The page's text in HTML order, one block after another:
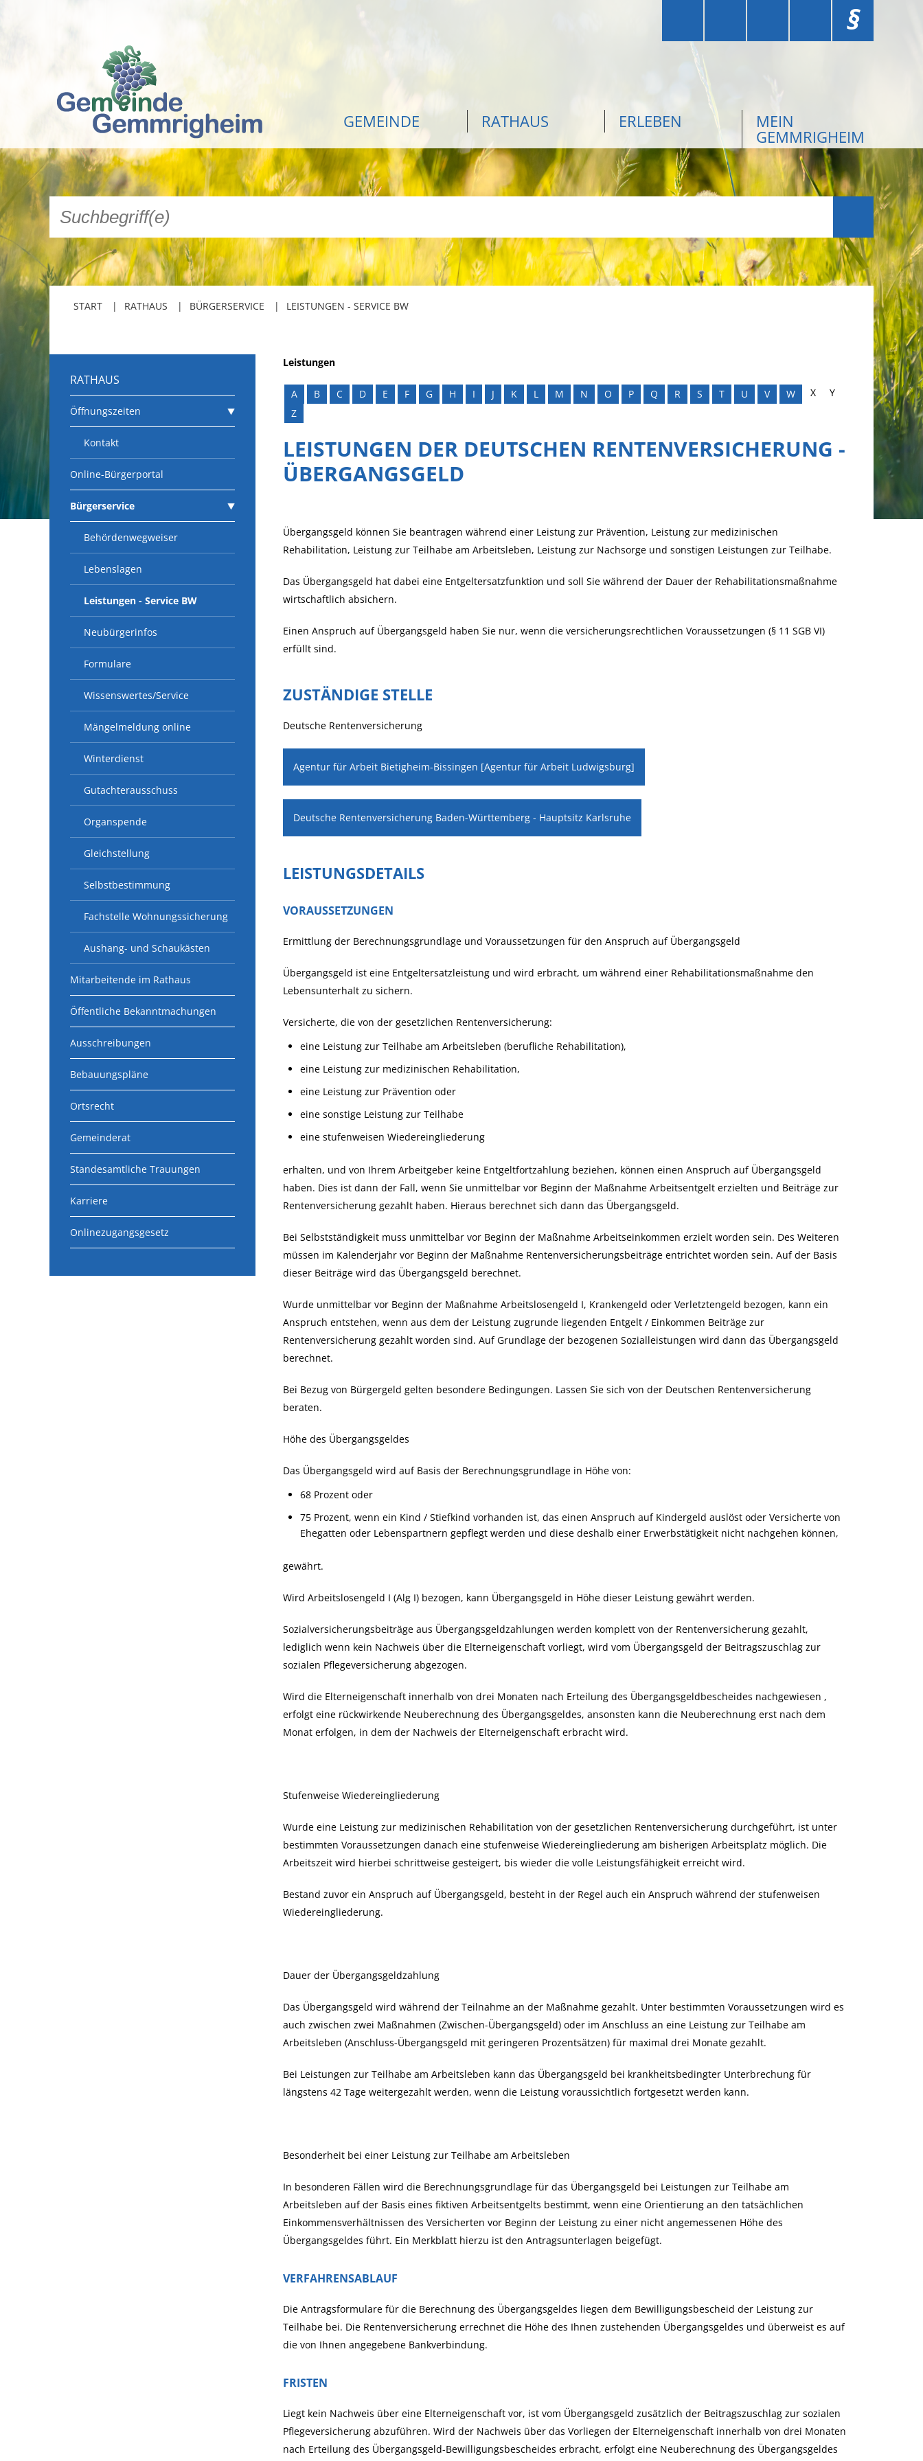
§
GEMEINDE RATHAUS ERLEBEN MEIN
GEMMRIGHEIM
START RATHAUS BÜRGERSERVICE LEISTUNGEN - SERVICE BW
RATHAUS
Öffnungszeiten
Kontakt
Online-Bürgerportal
Bürgerservice
Behördenwegweiser
Lebenslagen
Leistungen - Service BW
Neubürgerinfos
Formulare
Wissenswertes/Service
Mängelmeldung online
Winterdienst
Gutachterausschuss
Organspende
Gleichstellung
Selbstbestimmung
Fachstelle Wohnungssicherung
Aushang- und Schaukästen
Mitarbeitende im Rathaus
Öffentliche Bekanntmachungen
Ausschreibungen
Bebauungspläne
Ortsrecht
Gemeinderat
Standesamtliche Trauungen
Karriere
Onlinezugangsgesetz
Leistungen
A B C D E F G H I J K L M N O P Q R S T U V W X
Y
Z
LEISTUNGEN DER DEUTSCHEN RENTENVERSICHERUNG -
ÜBERGANGSGELD
Übergangsgeld können Sie beantragen während einer Leistung zur Prävention, Leistung zur medizinischen
Rehabilitation, Leistung zur Teilhabe am Arbeitsleben, Leistung zur Nachsorge und sonstigen Leistungen zur Teilhabe.
Das Übergangsgeld hat dabei eine Entgeltersatzfunktion und soll Sie während der Dauer der Rehabilitationsmaßnahme
wirtschaftlich absichern.
Einen Anspruch auf Übergangsgeld haben Sie nur, wenn die versicherungsrechtlichen Voraussetzungen (§ 11 SGB VI)
erfüllt sind.
ZUSTÄNDIGE STELLE
Deutsche Rentenversicherung
Agentur für Arbeit Bietigheim-Bissingen [Agentur für Arbeit Ludwigsburg]
Deutsche Rentenversicherung Baden-Württemberg - Hauptsitz Karlsruhe
LEISTUNGSDETAILS
VORAUSSETZUNGEN
Ermittlung der Berechnungsgrundlage und Voraussetzungen für den Anspruch auf Übergangsgeld
Übergangsgeld ist eine Entgeltersatzleistung und wird erbracht, um während einer Rehabilitationsmaßnahme den
Lebensunterhalt zu sichern.
Versicherte, die von der gesetzlichen Rentenversicherung:
eine Leistung zur Teilhabe am Arbeitsleben (berufliche Rehabilitation),
eine Leistung zur medizinischen Rehabilitation,
eine Leistung zur Prävention oder
eine sonstige Leistung zur Teilhabe
eine stufenweisen Wiedereingliederung
erhalten, und von Ihrem Arbeitgeber keine Entgeltfortzahlung beziehen, können einen Anspruch auf Übergangsgeld
haben. Dies ist dann der Fall, wenn Sie unmittelbar vor Beginn der Maßnahme Arbeitsentgelt erzielten und Beiträge zur
Rentenversicherung gezahlt haben. Hieraus berechnet sich dann das Übergangsgeld.
Bei Selbstständigkeit muss unmittelbar vor Beginn der Maßnahme Arbeitseinkommen erzielt worden sein. Des Weiteren
müssen im Kalenderjahr vor Beginn der Maßnahme Rentenversicherungsbeiträge entrichtet worden sein. Auf der Basis
dieser Beiträge wird das Übergangsgeld berechnet.
Wurde unmittelbar vor Beginn der Maßnahme Arbeitslosengeld I, Krankengeld oder Verletztengeld bezogen, kann ein
Anspruch entstehen, wenn aus dem der Leistung zugrunde liegenden Entgelt / Einkommen Beiträge zur
Rentenversicherung gezahlt worden sind. Auf Grundlage der bezogenen Sozialleistungen wird dann das Übergangsgeld
berechnet.
Bei Bezug von Bürgergeld gelten besondere Bedingungen. Lassen Sie sich von der Deutschen Rentenversicherung
beraten.
Höhe des Übergangsgeldes
Das Übergangsgeld wird auf Basis der Berechnungsgrundlage in Höhe von:
68 Prozent oder
75 Prozent, wenn ein Kind / Stiefkind vorhanden ist, das einen Anspruch auf Kindergeld auslöst oder Versicherte von
Ehegatten oder Lebenspartnern gepflegt werden und diese deshalb einer Erwerbstätigkeit nicht nachgehen können,
gewährt.
Wird Arbeitslosengeld I (Alg I) bezogen, kann Übergangsgeld in Höhe dieser Leistung gewährt werden.
Sozialversicherungsbeiträge aus Übergangsgeldzahlungen werden komplett von der Rentenversicherung gezahlt,
lediglich wenn kein Nachweis über die Elterneigenschaft vorliegt, wird vom Übergangsgeld der Beitragszuschlag zur
sozialen Pflegeversicherung abgezogen.
Wird die Elterneigenschaft innerhalb von drei Monaten nach Erteilung des Übergangsgeldbescheides nachgewiesen ,
erfolgt eine rückwirkende Neuberechnung des Übergangsgeldes, ansonsten kann die Neuberechnung erst nach dem
Monat erfolgen, in dem der Nachweis der Elterneigenschaft erbracht wird.
Stufenweise Wiedereingliederung
Wurde eine Leistung zur medizinischen Rehabilitation von der gesetzlichen Rentenversicherung durchgeführt, ist unter
bestimmten Voraussetzungen danach eine stufenweise Wiedereingliederung am bisherigen Arbeitsplatz möglich. Die
Arbeitszeit wird hierbei schrittweise gesteigert, bis wieder die volle Leistungsfähigkeit erreicht wird.
Bestand zuvor ein Anspruch auf Übergangsgeld, besteht in der Regel auch ein Anspruch während der stufenweisen
Wiedereingliederung.
Dauer der Übergangsgeldzahlung
Das Übergangsgeld wird während der Teilnahme an der Maßnahme gezahlt. Unter bestimmten Voraussetzungen wird es
auch zwischen zwei Maßnahmen (Zwischen-Übergangsgeld) oder im Anschluss an eine Leistung zur Teilhabe am
Arbeitsleben (Anschluss-Übergangsgeld mit geringeren Prozentsätzen) für maximal drei Monate gezahlt.
Bei Leistungen zur Teilhabe am Arbeitsleben kann das Übergangsgeld bei krankheitsbedingter Unterbrechung für
längstens 42 Tage weitergezahlt werden, wenn die Leistung voraussichtlich fortgesetzt werden kann.
Besonderheit bei einer Leistung zur Teilhabe am Arbeitsleben
In besonderen Fällen wird die Berechnungsgrundlage für das Übergangsgeld bei Leistungen zur Teilhabe am
Arbeitsleben auf der Basis eines fiktiven Arbeitsentgelts bestimmt, wenn eine Orientierung an den tatsächlichen
Einkommensverhältnissen des Versicherten vor Beginn der Leistung zu einer nicht angemessenen Höhe des
Übergangsgeldes führt. Ein Merkblatt hierzu ist den Antragsunterlagen beigefügt.
VERFAHRENSABLAUF
Die Antragsformulare für die Berechnung des Übergangsgeldes liegen dem Bewilligungsbescheid der Leistung zur
Teilhabe bei. Die Rentenversicherung errechnet die Höhe des Ihnen zustehenden Übergangsgeldes und überweist es auf
die von Ihnen angegebene Bankverbindung.
FRISTEN
Liegt kein Nachweis über eine Elterneigenschaft vor, ist vom Übergangsgeld zusätzlich der Beitragszuschlag zur sozialen
Pflegeversicherung abzuführen. Wird der Nachweis über das Vorliegen der Elterneigenschaft innerhalb von drei Monaten
nach Erteilung des Übergangsgeld-Bewilligungsbescheides erbracht, erfolgt eine Neuberechnung des Übergangsgeldes